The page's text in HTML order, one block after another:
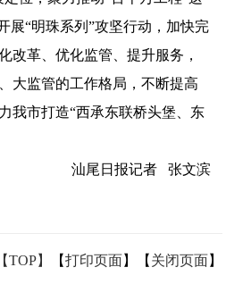
展“明珠系列”攻坚行动，加快完
改革、优化监管、提升服务，
大监管的工作格局，不断提高
我市打造“西承东联桥头堡、东
汕尾日报记者 张文滨
【TOP】 【打印页面】【 关闭页面】